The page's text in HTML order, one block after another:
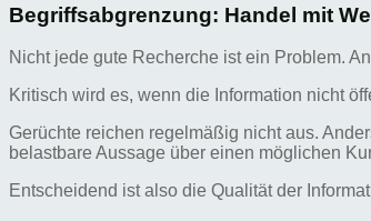
Begriffsabgrenzung: Handel mit
Nicht jede gute Recherche ist ein Problem.
Kritisch wird es, wenn die Information nicht
Gerüchte reichen regelmäßig nicht aus.
belastbare Aussage über einen möglichen
Entscheidend ist also die Qualität der